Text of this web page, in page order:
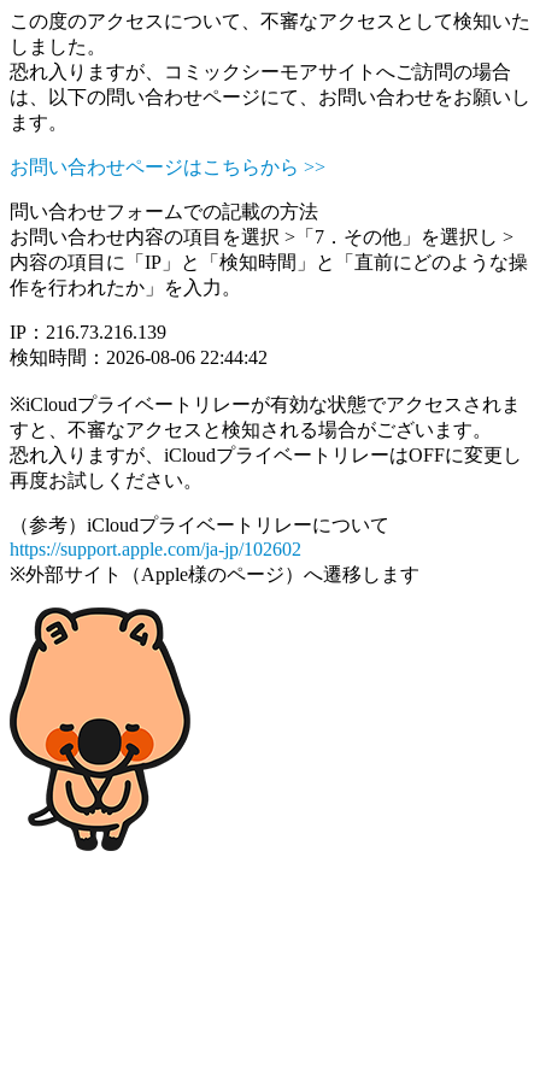
この度のアクセスについて、不審なアクセスとして検知いた
しました。
恐れ入りますが、コミックシーモアサイトへご訪問の場合
は、以下の問い合わせページにて、お問い合わせをお願いし
ます。
お問い合わせページはこちらから >>
問い合わせフォームでの記載の方法
お問い合わせ内容の項目を選択 >「7．その他」を選択し >
内容の項目に「IP」と「検知時間」と「直前にどのような操
作を行われたか」を入力。
IP：216.73.216.139
検知時間：2026-08-06 22:44:42
※iCloudプライベートリレーが有効な状態でアクセスされま
すと、不審なアクセスと検知される場合がございます。
恐れ入りますが、iCloudプライベートリレーはOFFに変更し
再度お試しください。
（参考）iCloudプライベートリレーについて
https://support.apple.com/ja-jp/102602
※外部サイト（Apple様のページ）へ遷移します